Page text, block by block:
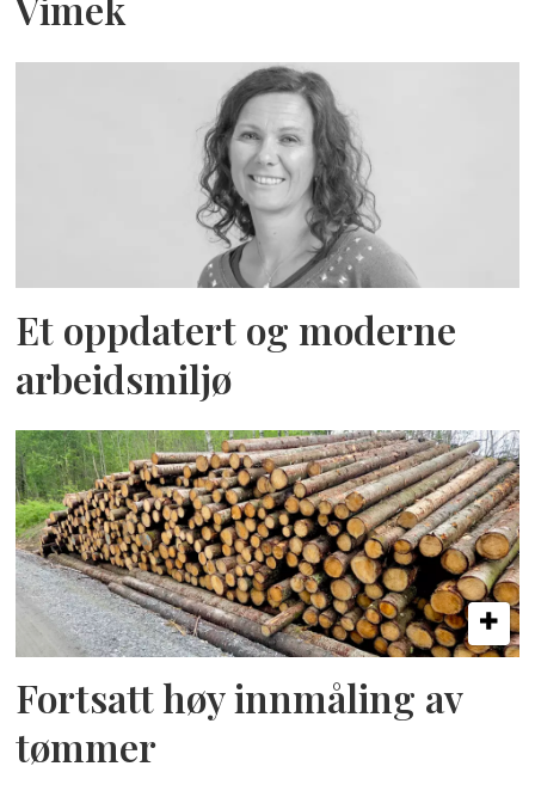
Et oppdatert og moderne
arbeidsmiljø
Fortsatt høy innmåling av
tømmer